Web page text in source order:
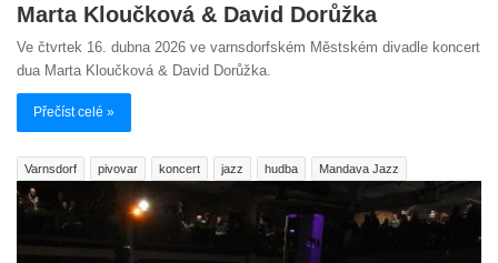
Marta Kloučková & David Dorůžka
Ve čtvrtek 16. dubna 2026 ve varnsdorfském Městském divadle koncert
dua Marta Kloučková & David Dorůžka.
Přečíst celé »
Varnsdorf pivovar koncert jazz hudba Mandava Jazz